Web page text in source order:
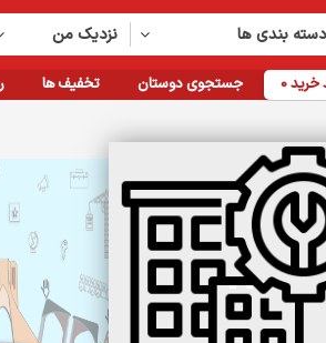
نزدیک من بندی ها
تخفیف ها جستجوی دوستان خرید0